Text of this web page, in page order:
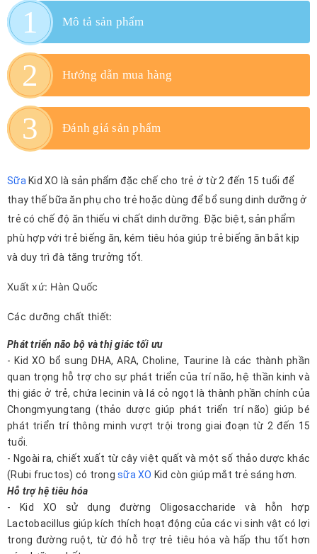
Mô tả sản phẩm
Hướng dẫn mua hàng
Đánh giá sản phẩm
SữaKid XO là sản phẩm đặc chế cho trẻ ở từ 2 đến 15 tuổi để
thay thế bữa ăn phụ cho trẻ hoặc dùng để bổ sung dinh dưỡng ở
trẻ có chế độ ăn thiếu vi chất dinh dưỡng. Đặc biệt, sản phẩm
phù hợp với trẻ biếng ăn, kém tiêu hóa giúp trẻ biếng ăn bắt kịp
và duy trì đà tăng trưởng tốt.
Xuất xứ: Hàn Quốc
Các dưỡng chất thiết:
Phát triển não bộ và thị giác tối ưu
- Kid XO bổ sung DHA, ARA, Choline, Taurine là các thành phần
quan trọng hỗ trợ cho sự phát triển của trí não, hệ thần kinh và
thị giác ở trẻ, chứa lecinin và lá cỏ ngọt là thành phần chính của
Chongmyungtang (thảo dược giúp phát triển trí não) giúp bé
phát triển trí thông minh vượt trội trong giai đoạn từ 2 đến 15
tuổi.
- Ngoài ra, chiết xuất từ cây việt quất và một số thảo dược khác
(Rubi fructos) có trong sữa XO Kid còn giúp mắt trẻ sáng hơn.
Hỗ trợ hệ tiêu hóa
- Kid XO sử dụng đường Oligosaccharide và hỗn hợp
Lactobacillus giúp kích thích hoạt động của các vi sinh vật có lợi
trong đường ruột, từ đó hỗ trợ trẻ tiêu hóa và hấp thu tốt hơn